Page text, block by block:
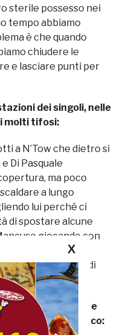
sterile possesso nei
tempo abbiamo
è che quando
chiudere le
e lasciare punti per
dei singoli, nelle
molti tifosi:
a N’Tow che dietro si
Di Pasquale
ma poco
a lungo
lui perché ci
di spostare alcune
giocando con
Fioretti ha fatto
provare qualcosa di
della querelle che
e Sandro Federico:
X